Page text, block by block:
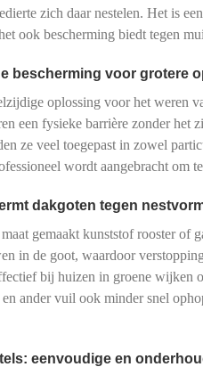
zich daar nestelen. Het is
ook bescherming biedt tegen
bescherming voor grotere
oplossing voor het weren
een fysieke barrière zonder
ze veel toegepast in zowel
wordt aangebracht om
dakgoten tegen
gemaakt kunststof rooster of
in de goot, waardoor
bij huizen in groene wijken
ander vuil ook minder snel
eenvoudige en